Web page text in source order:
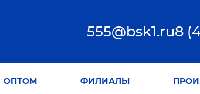
555@bsk1.ru8
ОПТОМ ФИЛИАЛЫ